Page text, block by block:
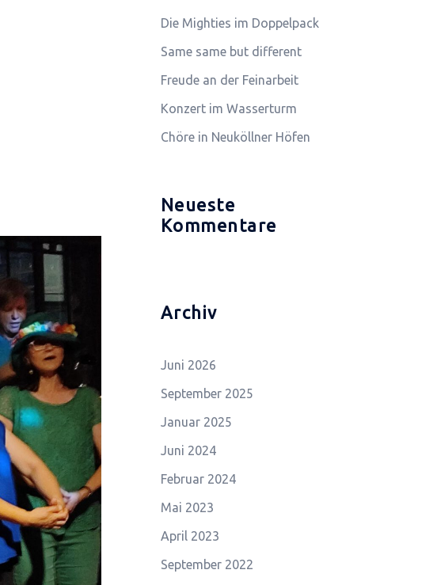
Die Mighties im Doppelpack
Same same but different
Freude an der Feinarbeit
Konzert im Wasserturm
Chöre in Neuköllner Höfen
Neueste
Kommentare
Archiv
Juni 2026
September 2025
Januar 2025
Juni 2024
Februar 2024
Mai 2023
April 2023
September 2022